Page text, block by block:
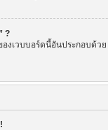
?
งเวบบอร์ดนี้อันประกอบด้ว